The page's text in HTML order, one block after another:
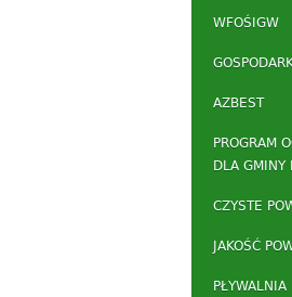
WFOŚIGW
AZBEST
PROGRAM
DLA GMINY
CZYSTE
JAKOŚĆ
PŁYWALNIA